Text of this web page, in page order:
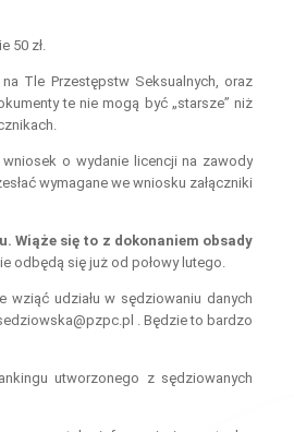
50 zł.
Tle Przestępstw Seksualnych, oraz
te nie mogą być „starsze” niż
o wydanie licencji na zawody
wymagane we wniosku załączniki
Wiąże się to z dokonaniem obsady
odbędą się już od połowy lutego.
wziąć udziału w sędziowaniu danych
. Będzie to bardzo
utworzonego z sędziowanych
ZGRUPOWANIE KADRY